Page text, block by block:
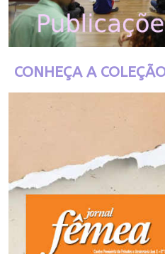
CONHEÇA A